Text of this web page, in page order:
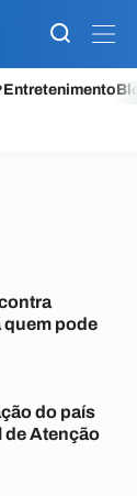
Entretenimento
quem pode
do país
de Atenção